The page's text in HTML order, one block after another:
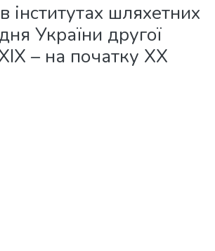
інститутах шляхетних
України другої
– на початку ХХ